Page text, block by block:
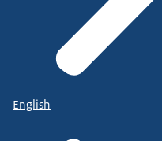
English